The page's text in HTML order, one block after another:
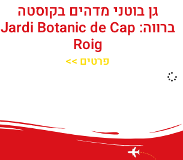
גן בוטני מדהים בקוסטה
ברווה: Jardi Botanic de Cap
Roig
פרטים >>